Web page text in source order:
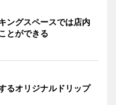
ングスペースでは店内
とができる
るオリジナルドリップ